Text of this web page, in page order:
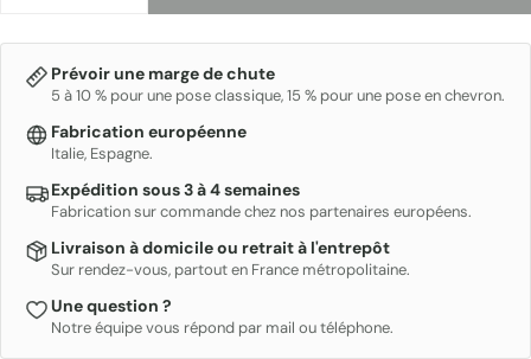
Prévoir une marge de chute
5 à 10 % pour une pose classique, 15 % pour une pose en chevron.
Fabrication européenne
Italie, Espagne.
Expédition sous 3 à 4 semaines
Fabrication sur commande chez nos partenaires européens.
Livraison à domicile ou retrait à l'entrepôt
Sur rendez-vous, partout en France métropolitaine.
Une question ?
Notre équipe vous répond par mail ou téléphone.